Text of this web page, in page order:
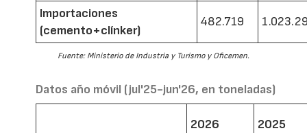
Importaciones
(cemento+clínker)
482.719
Fuente: Ministerio de Industria y Turismo y Oficemen.
Datos año móvil (jul'25-jun'26, en toneladas)
2026 2025